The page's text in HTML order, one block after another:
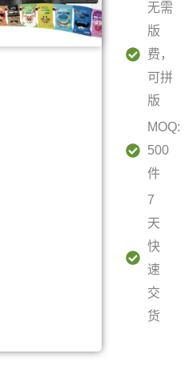
无需
版
费，
可拼
版
MOQ:
500
件
7
天
快
速
交
货